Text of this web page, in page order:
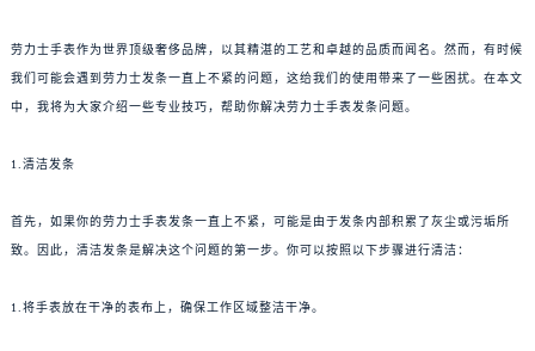
劳力士手表作为世界顶级奢侈品牌，以其精湛的工艺和卓越的品质而闻名。然而，有时候
我们可能会遇到劳力士发条一直上不紧的问题，这给我们的使用带来了一些困扰。在本文
中，我将为大家介绍一些专业技巧，帮助你解决劳力士手表发条问题。
1.清洁发条
首先，如果你的劳力士手表发条一直上不紧，可能是由于发条内部积累了灰尘或污垢所
致。因此，清洁发条是解决这个问题的第一步。你可以按照以下步骤进行清洁：
1.将手表放在干净的表布上，确保工作区域整洁干净。